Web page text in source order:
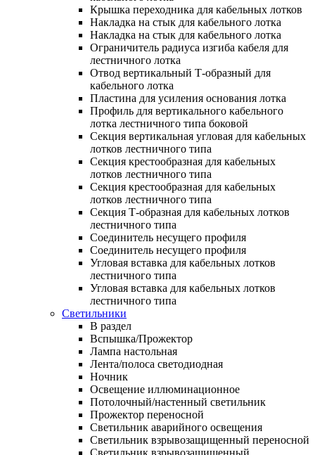
Крышка переходника для кабельных лотков
Накладка на стык для кабельного лотка
Накладка на стык для кабельного лотка
Ограничитель радиуса изгиба кабеля для
лестничного лотка
Отвод вертикальный Т-образный для
кабельного лотка
Пластина для усиления основания лотка
Профиль для вертикального кабельного
лотка лестничного типа боковой
Секция вертикальная угловая для кабельных
лотков лестничного типа
Секция крестообразная для кабельных
лотков лестничного типа
Секция крестообразная для кабельных
лотков лестничного типа
Секция Т-образная для кабельных лотков
лестничного типа
Соединитель несущего профиля
Соединитель несущего профиля
Угловая вставка для кабельных лотков
лестничного типа
Угловая вставка для кабельных лотков
лестничного типа
Светильники
В раздел
Вспышка/Прожектор
Лампа настольная
Лента/полоса светодиодная
Ночник
Освещение иллюминационное
Потолочный/настенный светильник
Прожектор переносной
Светильник аварийного освещения
Светильник взрывозащищенный переносной
Светильник взрывозащищенный